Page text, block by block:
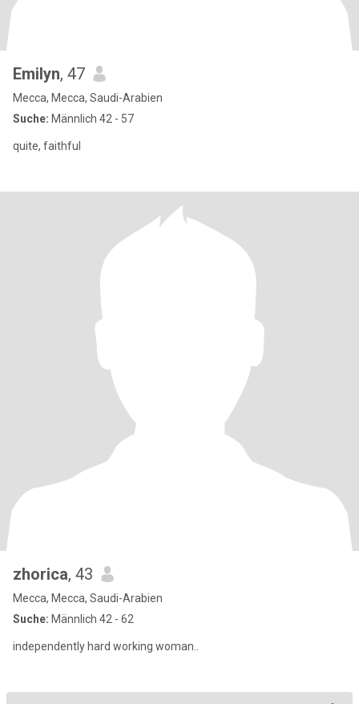
Emilyn, 47
Mecca, Mecca, Saudi-Arabien
Suche: Männlich 42 - 57
quite, faithful
zhorica, 43
Mecca, Mecca, Saudi-Arabien
Suche: Männlich 42 - 62
independently hard working woman..